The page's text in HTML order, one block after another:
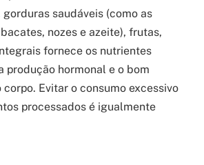
saudáveis (como as
nozes e azeite), frutas,
fornece os nutrientes
produção hormonal e o bom
Evitar o consumo excessivo
processados é igualmente